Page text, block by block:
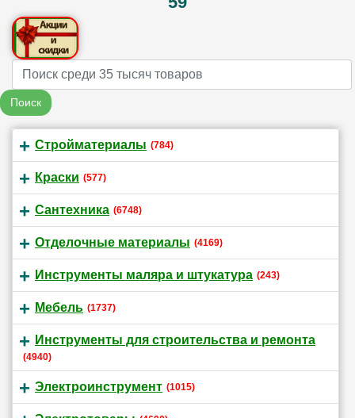
Name
Поиск
Стройматериалы (784)
Краски (577)
Сантехника (6748)
Отделочные материалы (4169)
Инструменты маляра и штукатура (243)
Мебель (1737)
Инструменты для строительства и ремонта
(4940)
Электроинструмент (1015)